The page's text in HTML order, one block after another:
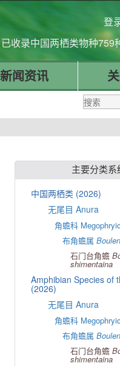
登
已收录中国两栖类物种759
新闻资讯
主要分类系
中国两栖类 (2026)
无尾目 Anura
角蟾科
布角蟾属
石门台角蟾
shimentaina
Amphibian Species of
(2026)
无尾目 Anura
角蟾科
布角蟾属
石门台角蟾
shimentaina